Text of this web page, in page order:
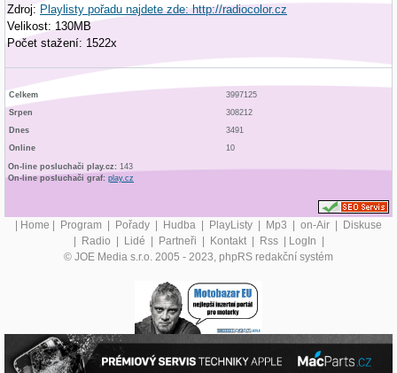
Zdroj: Playlisty pořadu najdete zde: http://radiocolor.cz
Velikost: 130MB
Počet stažení: 1522x
Celkem
3997125
Srpen
308212
Dnes
3491
Online
10
On-line posluchači play.cz: 143
On-line posluchači graf: play.cz
| Home | Program | Pořady | Hudba | PlayListy | Mp3 | on-Air | Diskuse
| Radio | Lidé | Partneři | Kontakt | Rss | LogIn |
© JOE Media s.r.o. 2005 - 2023, phpRS redakční systém